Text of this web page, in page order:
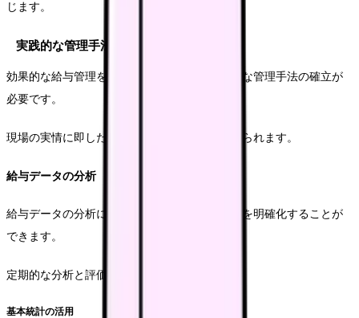
じます。
実践的な管理手法
効果的な給与管理を実現するためには、具体的な管理手法の確立が
必要です。
現場の実情に即した実践的なアプローチが求められます。
給与データの分析
給与データの分析により、現状の課題や改善点を明確化することが
できます。
定期的な分析と評価が重要です。
基本統計の活用